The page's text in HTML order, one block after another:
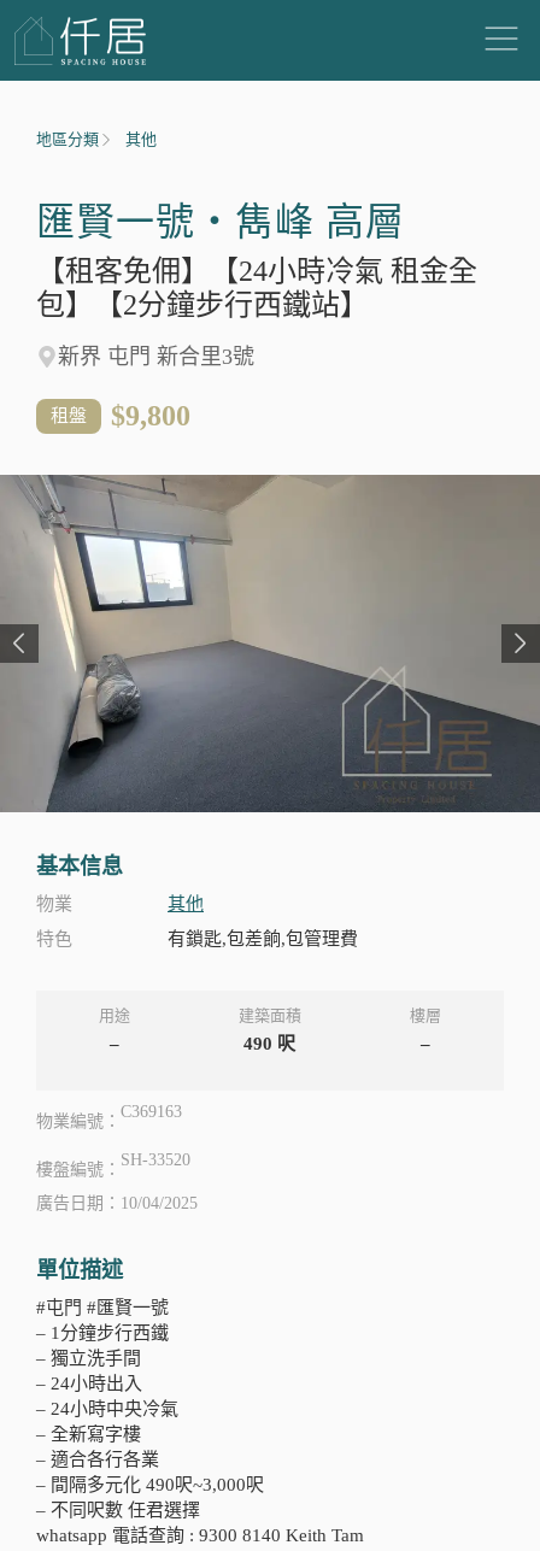
地區分類 其他
匯賢一號‧雋峰 高層
【租客免佣】【24小時冷氣 租金全
包】【2分鐘步行西鐵站】
新界 屯門 新合里3號
租盤 $9,800
基本信息
物業
其他
特色
有鎖匙,包差餉,包管理費
用途
–
建築面積
490 呎
樓層
–
物業編號：
C369163
樓盤編號：
SH-33520
廣告日期：10/04/2025
單位描述
#屯門 #匯賢一號
– 1分鐘步行西鐵
– 獨立洗手間
– 24小時出入
– 24小時中央冷氣
– 全新寫字樓
– 適合各行各業
– 間隔多元化 490呎~3,000呎
– 不同呎數 任君選擇
whatsapp 電話查詢 : 9300 8140 Keith Tam